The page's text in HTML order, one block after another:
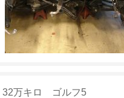
32万キロ ゴルフ5